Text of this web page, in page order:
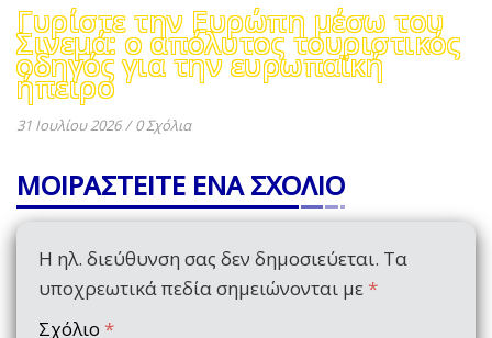
Γυρίστε την Ευρώπη μέσω του
Σινεμά: ο απόλυτος τουριστικός
οδηγός για την ευρωπαϊκή
ήπειρο
31 Ιουλίου 2026 / 0 Σχόλια
ΜΟΙΡΑΣΤΕΙΤΕ ΕΝΑ ΣΧΟΛΙΟ
Η ηλ. διεύθυνση σας δεν δημοσιεύεται. Τα
υποχρεωτικά πεδία σημειώνονται με *
Σχόλιο *